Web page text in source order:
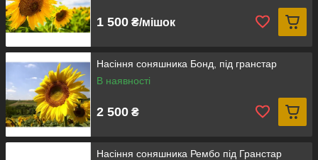
1 500 ₴/мішок
Насіння соняшника Бонд, під гранстар
В наявності
2 500 ₴
Насіння соняшника Рембо під Гранстар